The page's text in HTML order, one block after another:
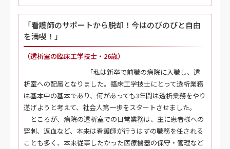
「看護師のサポートから脱却！今はのびのびと自由
を満喫！」
（透析室の臨床工学技士・26歳）
「私は新卒で前職の病院に入職し、透
析室への配属となりました。臨床工学技士にとって透析業務
は基本中の基本であり、何があっても3年間は透析業務をやり
遂げようと考えて、社会人第一歩をスタートさせました。
ところが、病院の透析室での日常業務は、主に患者様への
穿刺、返血など、本来は看護師が行うはずの職務を任される
ことも多く、本来従事したかった医療機器の保守・管理など